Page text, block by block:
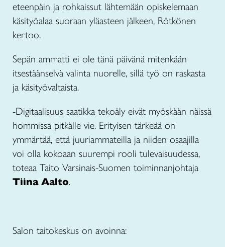
eteenpäin ja rohkaissut lähtemään opiskelemaan
käsityöalaa suoraan yläasteen jälkeen, Rötkönen
kertoo.
Sepän ammatti ei ole tänä päivänä mitenkään
itsestäänselvä valinta nuorelle, sillä työ on raskasta
ja käsityövaltaista.
-Digitaalisuus saatikka tekoäly eivät myöskään näissä
hommissa pitkälle vie. Erityisen tärkeää on
ymmärtää, että juuriammateilla ja niiden osaajilla
voi olla kokoaan suurempi rooli tulevaisuudessa,
toteaa Taito Varsinais-Suomen toiminnanjohtaja
Tiina Aalto.
Salon taitokeskus on avoinna: